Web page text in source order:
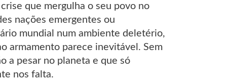
que mergulha o seu povo no
nações emergentes ou
mundial num ambiente deletério,
armamento parece inevitável. Sem
a pesar no planeta e que só
nos falta.